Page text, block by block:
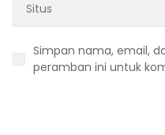
Simpan nama, email,
peramban ini untuk